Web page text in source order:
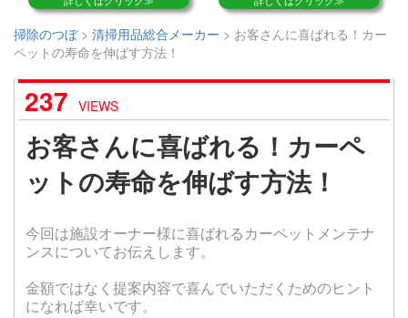
掃除のつぼ> 清掃用品総合メーカー > お客さんに喜ばれる！カー
ペットの寿命を伸ばす方法！
237 VIEWS
お客さんに喜ばれる！カーペ
ットの寿命を伸ばす方法！
今回は施設オーナー様に喜ばれるカーペットメンテナ
ンスについてお伝えします。
金額ではなく提案内容で喜んでいただくためのヒント
になれば幸いです。